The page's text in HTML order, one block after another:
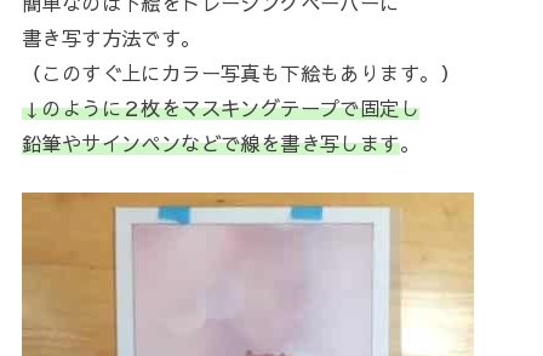
書き写す方法です。
（このすぐ上にカラー写真も下絵もあります。）
↓のように２枚をマスキングテープで固定し
鉛筆やサインペンなどで線を書き写します。